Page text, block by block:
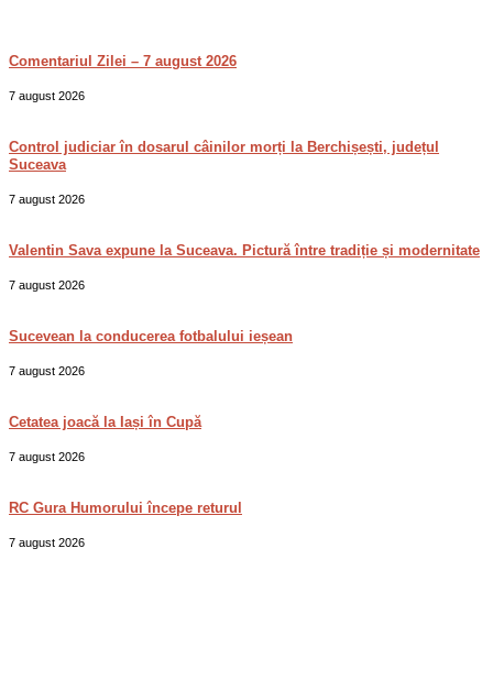
Comentariul Zilei – 7 august 2026
7 august 2026
Control judiciar în dosarul câinilor morți la Berchișești, județul
Suceava
7 august 2026
Valentin Sava expune la Suceava. Pictură între tradiție și modernitate
7 august 2026
Sucevean la conducerea fotbalului ieșean
7 august 2026
Cetatea joacă la Iași în Cupă
7 august 2026
RC Gura Humorului începe returul
7 august 2026